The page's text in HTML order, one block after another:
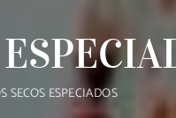
SECOS ESPECIADOS